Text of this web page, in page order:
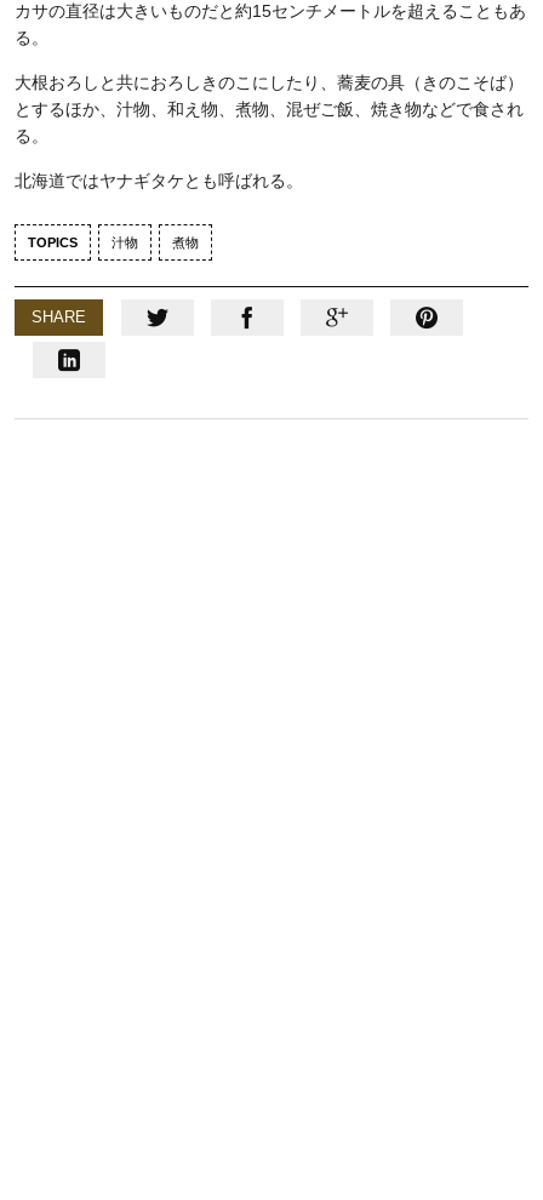
カサの直径は大きいものだと約15センチメートルを超えることもあ
る。
大根おろしと共におろしきのこにしたり、蕎麦の具（きのこそば）
とするほか、汁物、和え物、煮物、混ぜご飯、焼き物などで食され
る。
北海道ではヤナギタケとも呼ばれる。
TOPICS 汁物 煮物
SHARE